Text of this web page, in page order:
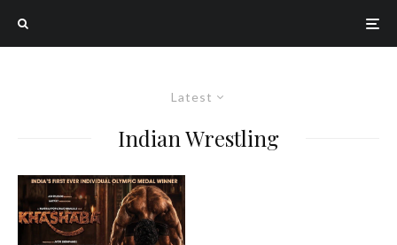
Latest
Indian Wrestling